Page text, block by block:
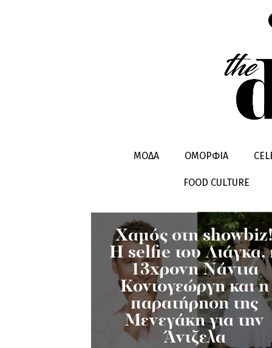
ΜΟΔΑ ΟΜΟΡΦΙΑ
FOOD CULTURE
ΓΙΩΡΓΟΣ
Χαμός στη
Η selfie του Λιάγκα,
13χρονη Νάντια
Κοντογεώργη και η
παρατήρηση της
Μενεγάκη για την
Άντζελα